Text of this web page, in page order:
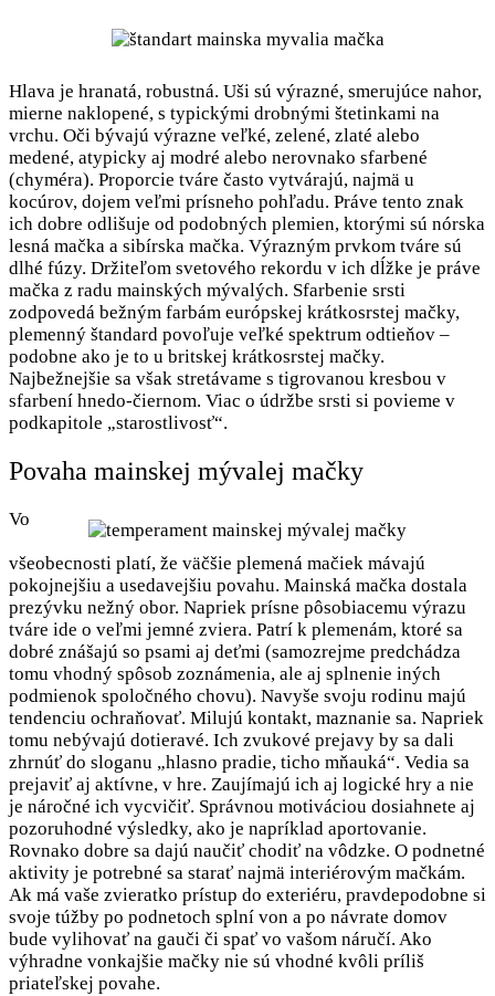
Hlava je hranatá, robustná. Uši sú výrazné, smerujúce nahor,
mierne naklopené, s typickými drobnými štetinkami na
vrchu. Oči bývajú výrazne veľké, zelené, zlaté alebo
medené, atypicky aj modré alebo nerovnako sfarbené
(chyméra). Proporcie tváre často vytvárajú, najmä u
kocúrov, dojem veľmi prísneho pohľadu. Práve tento znak
ich dobre odlišuje od podobných plemien, ktorými sú nórska
lesná mačka a sibírska mačka. Výrazným prvkom tváre sú
dlhé fúzy. Držiteľom svetového rekordu v ich dĺžke je práve
mačka z radu mainských mývalých. Sfarbenie srsti
zodpovedá bežným farbám európskej krátkosrstej mačky,
plemenný štandard povoľuje veľké spektrum odtieňov –
podobne ako je to u britskej krátkosrstej mačky.
Najbežnejšie sa však stretávame s tigrovanou kresbou v
sfarbení hnedo-čiernom. Viac o údržbe srsti si povieme v
podkapitole „starostlivosť“.
Povaha mainskej mývalej mačky
Vo
všeobecnosti platí, že väčšie plemená mačiek mávajú
pokojnejšiu a usedavejšiu povahu. Mainská mačka dostala
prezývku nežný obor. Napriek prísne pôsobiacemu výrazu
tváre ide o veľmi jemné zviera. Patrí k plemenám, ktoré sa
dobré znášajú so psami aj deťmi (samozrejme predchádza
tomu vhodný spôsob zoznámenia, ale aj splnenie iných
podmienok spoločného chovu). Navyše svoju rodinu majú
tendenciu ochraňovať. Milujú kontakt, maznanie sa. Napriek
tomu nebývajú dotieravé. Ich zvukové prejavy by sa dali
zhrnúť do sloganu „hlasno pradie, ticho mňauká“. Vedia sa
prejaviť aj aktívne, v hre. Zaujímajú ich aj logické hry a nie
je náročné ich vycvičiť. Správnou motiváciou dosiahnete aj
pozoruhodné výsledky, ako je napríklad aportovanie.
Rovnako dobre sa dajú naučiť chodiť na vôdzke. O podnetné
aktivity je potrebné sa starať najmä interiérovým mačkám.
Ak má vaše zvieratko prístup do exteriéru, pravdepodobne si
svoje túžby po podnetoch splní von a po návrate domov
bude vylihovať na gauči či spať vo vašom náručí. Ako
výhradne vonkajšie mačky nie sú vhodné kvôli príliš
priateľskej povahe.